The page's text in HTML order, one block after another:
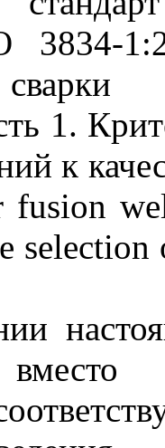
3834-
1.
к
fusion